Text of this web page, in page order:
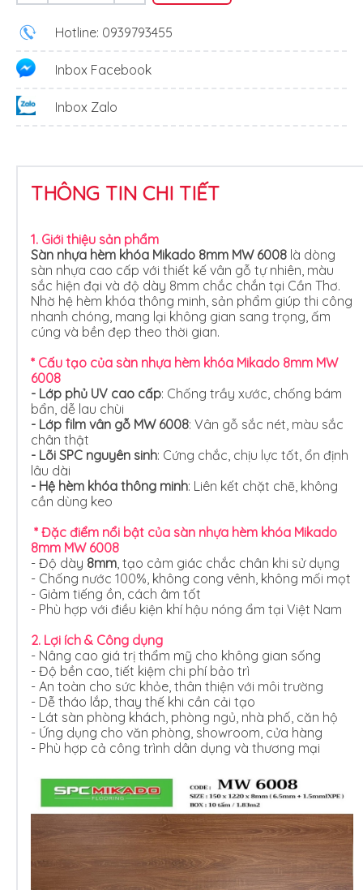
Hotline: 0939793455
Inbox Facebook
Inbox Zalo
THÔNG TIN CHI TIẾT
1. Giới thiệu sản phẩm
Sàn nhựa hèm khóa Mikado 8mm MW 6008 là dòng
sàn nhựa cao cấp với thiết kế vân gỗ tự nhiên, màu
sắc hiện đại và độ dày 8mm chắc chắn tại Cần Thơ.
Nhờ hệ hèm khóa thông minh, sản phẩm giúp thi công
nhanh chóng, mang lại không gian sang trọng, ấm
cúng và bền đẹp theo thời gian.
* Cấu tạo của sàn nhựa hèm khóa Mikado 8mm MW
6008
- Lớp phủ UV cao cấp: Chống trầy xước, chống bám
bẩn, dễ lau chùi
- Lớp film vân gỗ MW 6008: Vân gỗ sắc nét, màu sắc
chân thật
- Lõi SPC nguyên sinh: Cứng chắc, chịu lực tốt, ổn định
lâu dài
- Hệ hèm khóa thông minh: Liên kết chặt chẽ, không
cần dùng keo
* Đặc điểm nổi bật của sàn nhựa hèm khóa Mikado
8mm MW 6008
- Độ dày 8mm , tạo cảm giác chắc chân khi sử dụng
- Chống nước 100%, không cong vênh, không mối mọt
- Giảm tiếng ồn, cách âm tốt
- Phù hợp với điều kiện khí hậu nóng ẩm tại Việt Nam
2. Lợi ích & Công dụng
- Nâng cao giá trị thẩm mỹ cho không gian sống
- Độ bền cao, tiết kiệm chi phí bảo trì
- An toàn cho sức khỏe, thân thiện với môi trường
- Dễ tháo lắp, thay thế khi cần cải tạo
- Lát sàn phòng khách, phòng ngủ, nhà phố, căn hộ
- Ứng dụng cho văn phòng, showroom, cửa hàng
- Phù hợp cả công trình dân dụng và thương mại